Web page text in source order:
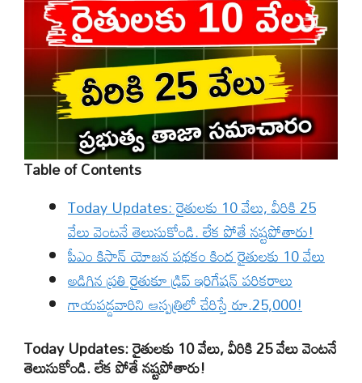
Table of Contents
Today Updates: రైతులకు 10 వేలు, వీరికి 25
వేలు వెంటనే తెలుసుకోండి. లేక పోతే నష్టపోతారు!
పీఎం కిసాన్ యోజన పథకం కింద రైతులకు 10 వేలు
అడిగిన ప్రతి రైతుకూ డ్రిప్ ఇరిగేషన్ పరికరాలు
గాయపడ్డవారిని ఆస్పత్రిలో చేరిస్తే రూ.25,000!
Today Updates: రైతులకు 10 వేలు, వీరికి 25 వేలు వెంటనే
తెలుసుకోండి. లేక పోతే నష్టపోతారు!